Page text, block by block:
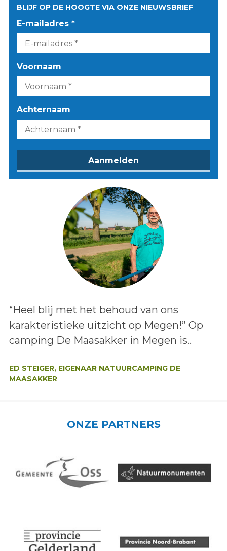
BLIJF OP DE HOOGTE VIA ONZE NIEUWSBRIEF
E-mailadres *
Voornaam
Achternaam
Lees het bericht:
“Heel blij met het behoud van ons
karakteristieke uitzicht op Megen!” Op
camping De Maasakker in Megen is..
ED STEIGER, EIGENAAR NATUURCAMPING DE
MAASAKKER
ONZE PARTNERS